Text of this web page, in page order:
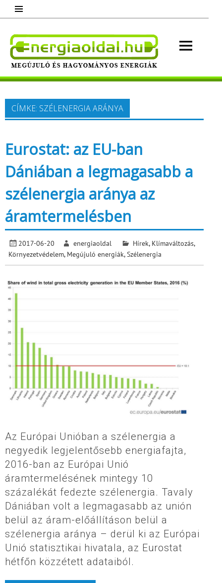
content
Megújuló és hagyományos energiák.
Minden, ami energia!
CÍMKE: SZÉLENERGIA ARÁNYA
Eurostat: az EU-ban
Dániában a legmagasabb a
szélenergia aránya az
áramtermelésben
2017-06-20 energiaoldal Hírek, Klímaváltozás,
Környezetvédelem, Megújuló energiák, Szélenergia
Az Európai Unióban a szélenergia a
negyedik legjelentősebb energiafajta,
2016-ban az Európai Unió
áramtermelésének mintegy 10
százalékát fedezte szélenergia. Tavaly
Dániában volt a legmagasabb az unión
belül az áram-előállításon belül a
szélenergia aránya – derül ki az Európai
Unió statisztikai hivatala, az Eurostat
hétfőn közzétett adataiból.